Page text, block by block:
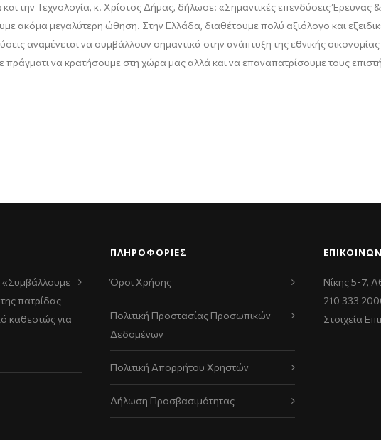
την Τεχνολογία, κ. Χρίστος Δήμας, δήλωσε: «Σημαντικές επενδύσεις Έρευνας
ακόμα μεγαλύτερη ώθηση. Στην Ελλάδα, διαθέτουμε πολύ αξιόλογο και
αναμένεται να συμβάλλουν σημαντικά στην ανάπτυξη της εθνικής
να κρατήσουμε στη χώρα μας αλλά και να επαναπατρίσουμε τους
πατρίδας
καθεστώς για
ΠΛΗΡΟΦΟΡΙΕΣ
Όροι Χρήσης
Πολιτική Προστασίας Προσωπικών
Δεδομένων
Πολιτική Απορρήτου Χρηστών
Δήλωση Προσβασιμότητας
Νίκης 5-7,
210 333
Στοιχεία